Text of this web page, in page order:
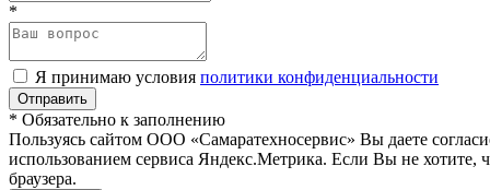
*
Я принимаю условия политики конфиденциальности
* Обязательно к заполнению
Пользуясь сайтом ООО «Самаратехносервис» Вы даете
использованием сервиса Яндекс.Метрика. Если Вы не хотите,
браузера.